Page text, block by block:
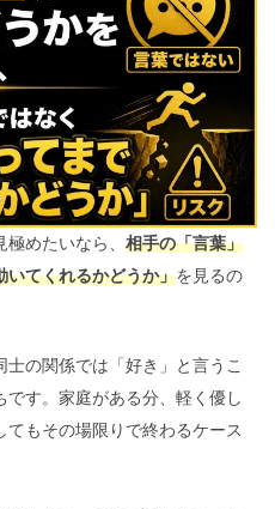
めたいなら、 相手の「言葉」
いてくれるかどうか」を見るの
の関係では「好き」と言うこ
す。家庭がある分、軽く優し
てもその場限りで終わるケース